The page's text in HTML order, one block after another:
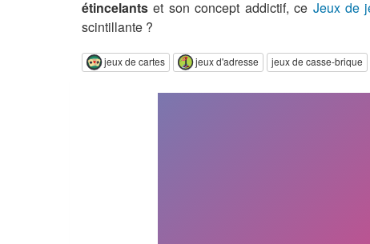
étincelants et son concept addictif, ce Jeux de
scintillante ?
jeux de cartes jeux d'adresse jeux de casse-brique